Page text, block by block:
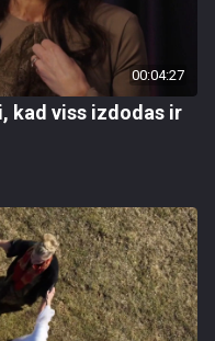
00:04:27
kad viss izdodas ir